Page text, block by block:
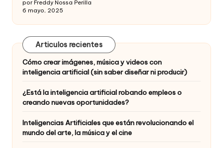
por Freddy Nossa Perilla
6 mayo, 2025
Articulos recientes
Cómo crear imágenes, música y videos con
inteligencia artificial (sin saber diseñar ni producir)
¿Está la inteligencia artificial robando empleos o
creando nuevas oportunidades?
Inteligencias Artificiales que están revolucionando el
mundo del arte, la música y el cine